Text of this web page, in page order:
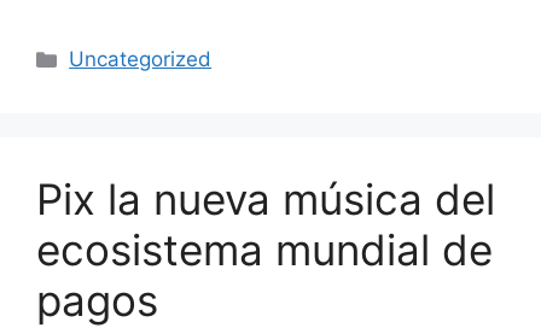
Uncategorized
Pix la nueva música del
ecosistema mundial de
pagos